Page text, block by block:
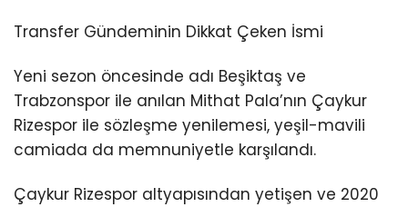
Transfer Gündeminin Dikkat Çeken İsmi
Yeni sezon öncesinde adı Beşiktaş ve
Trabzonspor ile anılan Mithat Pala’nın Çaykur
Rizespor ile sözleşme yenilemesi, yeşil-mavili
camiada da memnuniyetle karşılandı.
Çaykur Rizespor altyapısından yetişen ve 2020